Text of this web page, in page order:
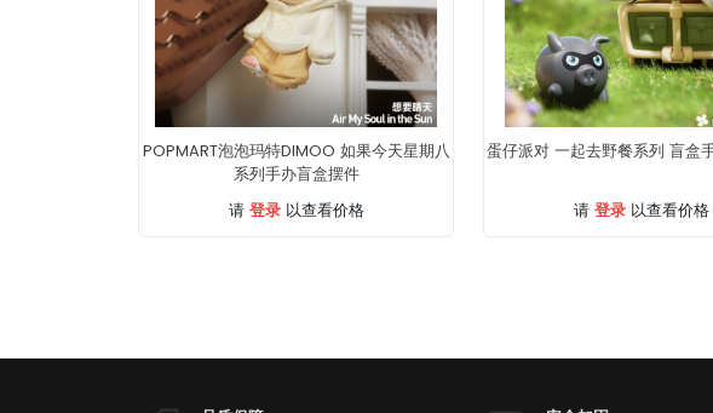
POPMART泡泡玛特DIMOO 如果今天星期八
系列手办盲盒摆件
请 登录以查看价格
蛋仔派对 一起去野餐系列 盲盒
请 登录以查看价格